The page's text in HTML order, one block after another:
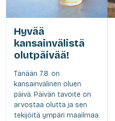
Hyvää
kansainvälistä
olutpäivää!
Tänään 7.8. on
kansainvälinen oluen
päivä. Päivän tavoite on
arvostaa olutta ja sen
tekijöitä ympäri maailmaa.